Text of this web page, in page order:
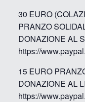
30 EURO
PRANZO
DONAZIONE AL
https://
15 EURO
DONAZIONE AL
https://